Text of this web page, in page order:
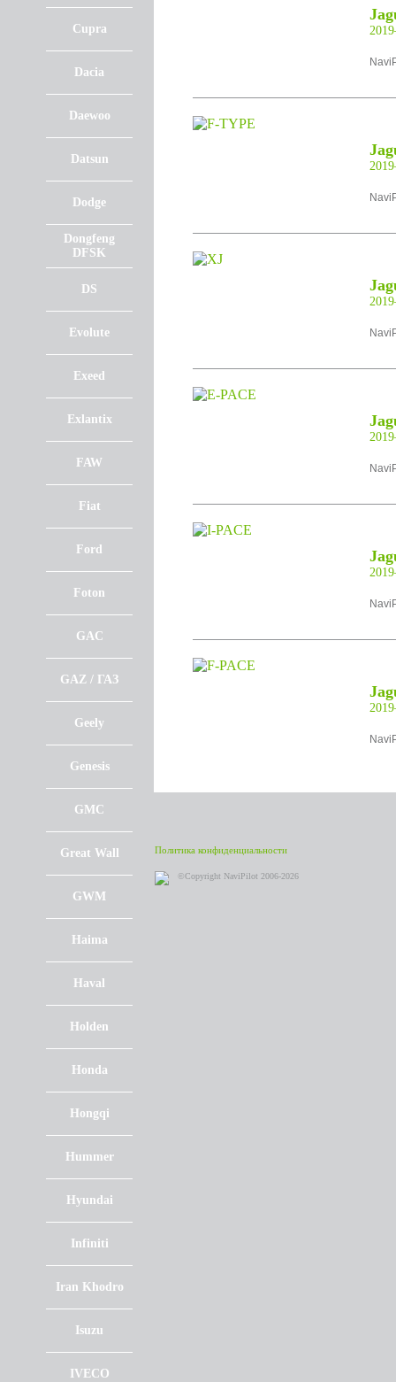
Cupra
Dacia
Daewoo
Datsun
Dodge
Dongfeng
DFSK
DS
Evolute
Exeed
Exlantix
FAW
Fiat
Ford
Foton
GAC
GAZ / ГАЗ
Geely
Genesis
GMC
Great Wall
GWM
Haima
Haval
Holden
Honda
Hongqi
Hummer
Hyundai
Infiniti
Iran Khodro
Isuzu
IVECO
Политика конфиденциальности
©Copyright NaviPilot 2006-2026